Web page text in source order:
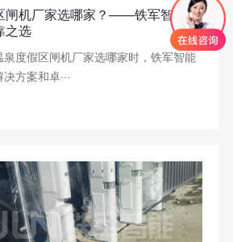
闸机厂家选哪家？——铁军智能：
之选
度假区闸机厂家选哪家时，铁军智能
方案和卓···